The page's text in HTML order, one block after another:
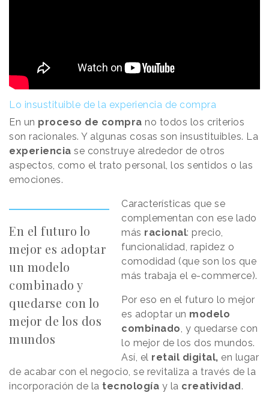
Lo insustituible de la experiencia de compra
En un proceso de compra no todos los criterios
son racionales. Y algunas cosas son insustituibles. La
experiencia se construye alrededor de otros
aspectos, como el trato personal, los sentidos o las
emociones.
En el futuro lo
mejor es adoptar
un modelo
combinado y
quedarse con lo
mejor de los dos
mundos
Características que se
complementan con ese lado
más racional: precio,
funcionalidad, rapidez o
comodidad (que son los que
más trabaja el e-commerce).
Por eso en el futuro lo mejor
es adoptar un modelo
combinado, y quedarse con
lo mejor de los dos mundos.
Así, el retail digital, en lugar
de acabar con el negocio, se revitaliza a través de la
incorporación de la tecnología y la creatividad .